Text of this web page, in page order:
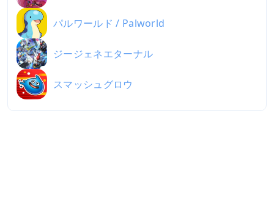
パルワールド / Palworld
ジージェネエターナル
スマッシュグロウ